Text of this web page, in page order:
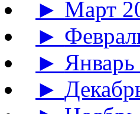
► Март
►
►
►